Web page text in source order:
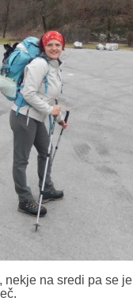
na sredi pa se